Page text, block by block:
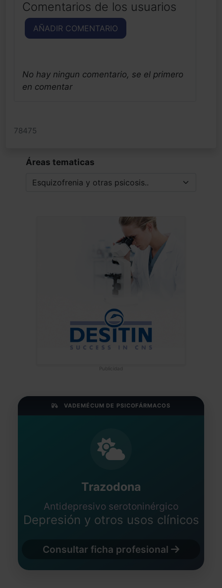
Comentarios de los usuarios
AÑADIR COMENTARIO
No hay ningun comentario, se el primero
en comentar
78475
Áreas tematicas
Publicidad
VADEMÉCUM DE PSICOFÁRMACOS
Trazodona
Antidepresivo serotoninérgico
Depresión y otros usos clínicos
Consultar ficha profesional